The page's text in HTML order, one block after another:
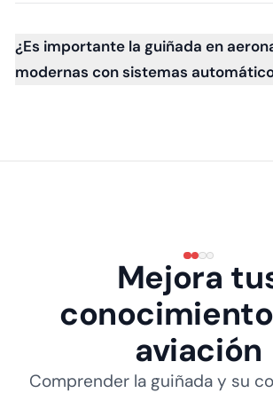
¿Es importante la guiñada en
modernas con sistemas
Mejora
aviación
Comprender la guiñada y su